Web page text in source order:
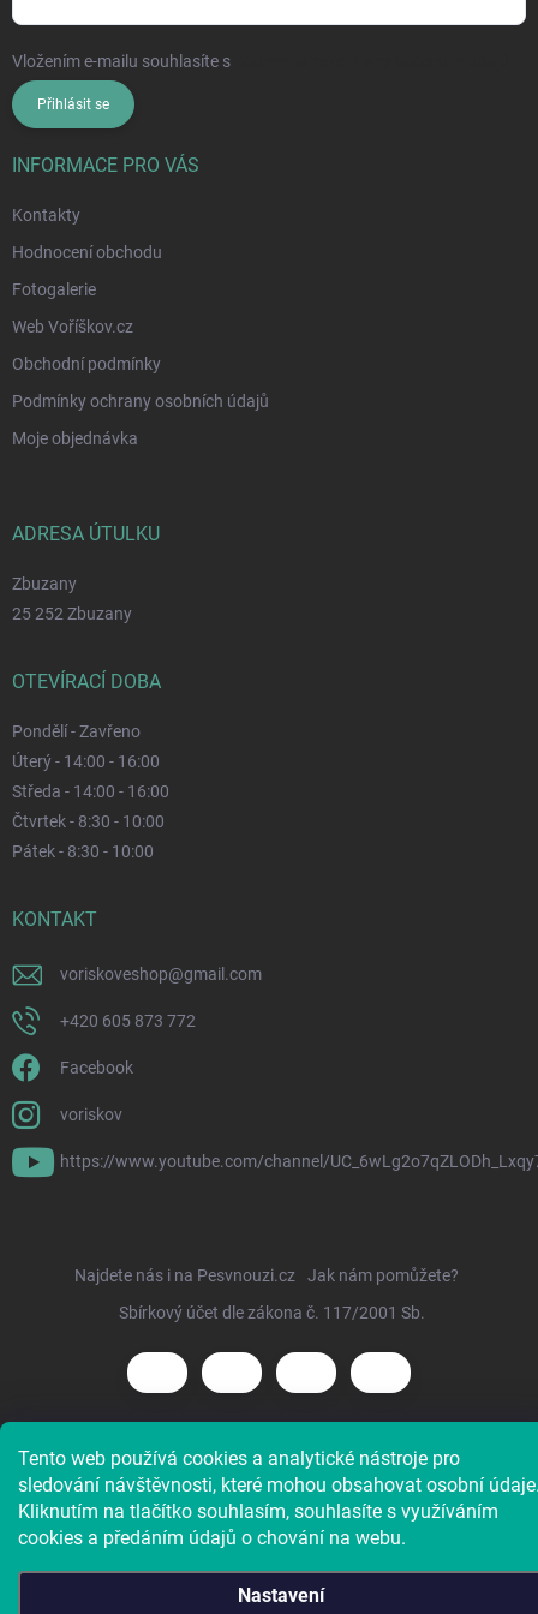
Tento web používá cookies a analytické nástroje pro
sledování návštěvnosti, které mohou obsahovat osobní
Kliknutím na tlačítko souhlasím, souhlasíte s využíváním
cookies a předáním údajů o chování na webu.
Nastavení
Vložením e-mailu souhlasíte s
Přihlásit se
INFORMACE PRO VÁS
Kontakty
Hodnocení obchodu
Fotogalerie
Web Voříškov.cz
Obchodní podmínky
Podmínky ochrany osobních údajů
Moje objednávka
ADRESA ÚTULKU
Zbuzany
25 252 Zbuzany
OTEVÍRACÍ DOBA
Pondělí - Zavřeno
Úterý - 14:00 - 16:00
Středa - 14:00 - 16:00
Čtvrtek - 8:30 - 10:00
Pátek - 8:30 - 10:00
KONTAKT
voriskoveshop@gmail.com
+420 605 873 772
Facebook
voriskov
https://www.youtube.com/channel/
Najdete nás i na Pesvnouzi.cz
Jak nám pomůžete?
Sbírkový účet dle zákona č. 117/2001 Sb.
Copyright 2026 Voříškov e-shop. Všechna práva vyhrazena.